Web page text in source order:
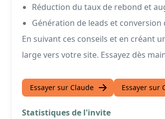
Réduction du taux de rebond et
Génération de leads et
En suivant ces conseils et en créant
large vers votre site. Essayez dès
Essayer sur Claude Essayer sur
Statistiques de l'invite